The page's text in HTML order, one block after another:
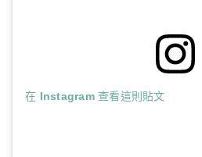
在 Instagram 查看這則貼文